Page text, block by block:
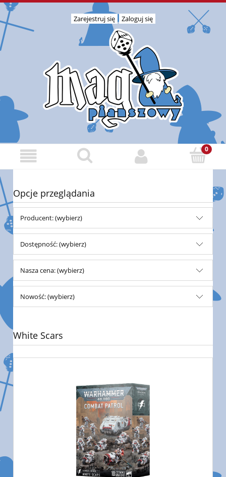
Zarejestruj się Zaloguj się
Opcje przeglądania
Producent: (wybierz)
Dostępność: (wybierz)
Nasza cena: (wybierz)
Nowość: (wybierz)
White Scars